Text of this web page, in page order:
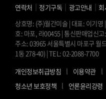
연락처 ｜ 정기구독 ｜ 광고안내 ｜
상호명: (주)월간미술 | 대표: 이기
호: 마포, 라00455 | 통신판매업신
주소: 03965 서울특별시 마포구 월
1동 278-40) | TEL: 02-2088-7700
개인정보취급방침 l 이용약관 l
청소년 보호정책 l 언론윤리강령